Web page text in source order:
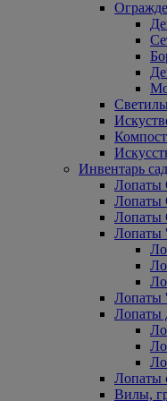
Инвентарь
Лопаты
Лопаты
Лопаты
Лопаты
Лопаты
Лопаты
Лопаты
Вилы,